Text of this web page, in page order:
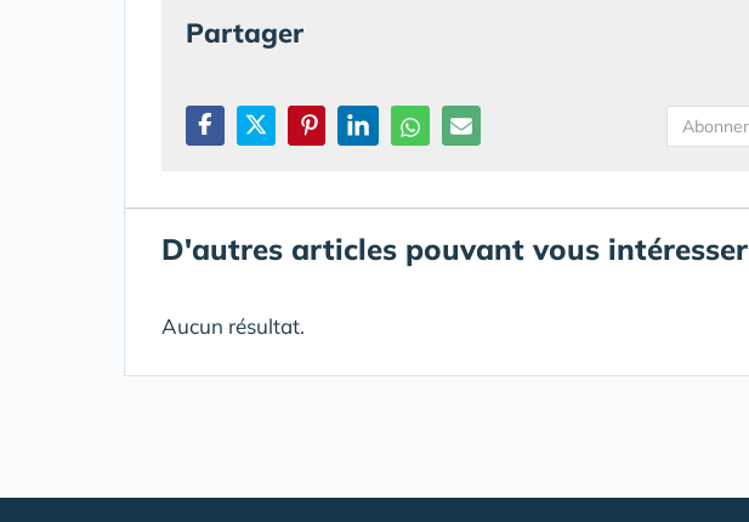
Partager
D'autres articles pouvant vous intéresser
Aucun résultat.